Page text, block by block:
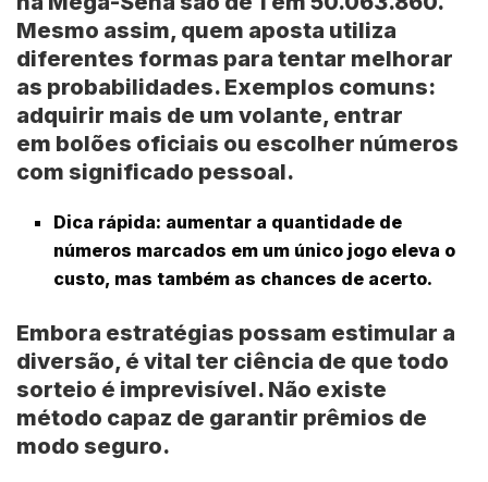
Mesmo assim, quem aposta utiliza
diferentes formas para tentar melhorar
as probabilidades. Exemplos comuns:
adquirir mais de um volante, entrar
em bolões oficiais ou escolher números
com significado pessoal.
Dica rápida: aumentar a quantidade de
números marcados em um único jogo eleva o
custo, mas também as chances de acerto.
Embora estratégias possam estimular a
diversão, é vital ter ciência de que todo
sorteio é imprevisível. Não existe
método capaz de garantir prêmios de
modo seguro.